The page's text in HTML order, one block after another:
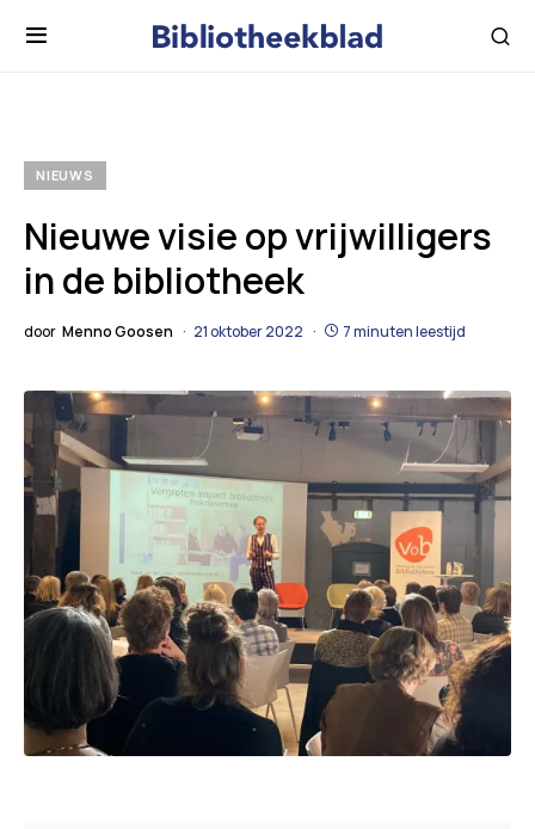
NIEUWS
Nieuwe visie op vrijwilligers
in de bibliotheek
door Menno Goosen 21 oktober 2022 7 minuten leestijd